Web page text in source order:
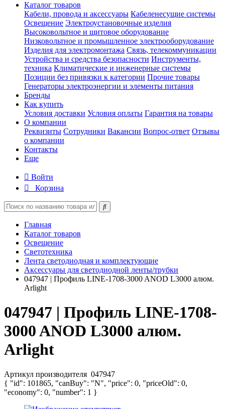
Каталог товаров
Кабели, провода и аксессуары Кабеленесущие системы
Освещение Электроустановочные изделия
Высоковольтное и щитовое оборудование
Низковольтное и промышленное электрооборудование
Изделия для электромонтажа Связь, телекоммуникации
Устройства и средства безопасности Инструменты,
техника Климатические и инженерные системы
Позиции без привязки к категории Прочие товары
Генераторы электроэнергии и элементы питания
Бренды
Как купить
Условия доставки Условия оплаты Гарантия на товары
О компании
Реквизиты Сотрудники Вакансии Вопрос-ответ Отзывы
о компании
Контакты
Еще
Войти
Корзина
Главная
Каталог товаров
Освещение
Светотехника
Лента светодиодная и комплектующие
Аксессуары для светодиодной ленты/трубки
047947 | Профиль LINE-1708-3000 ANOD L3000 алюм.
Arlight
047947 | Профиль LINE-1708-
3000 ANOD L3000 алюм.
Arlight
Артикул производителя 047947
{ "id": 101865, "canBuy": "N", "price": 0, "priceOld": 0,
"economy": 0, "number": 1 }